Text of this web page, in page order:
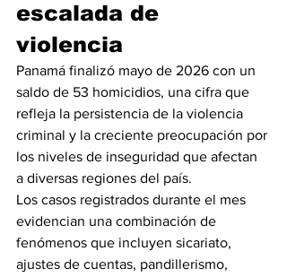
escalada de
violencia
Panamá finalizó mayo de 2026 con un
saldo de 53 homicidios, una cifra que
refleja la persistencia de la violencia
criminal y la creciente preocupación por
los niveles de inseguridad que afectan
a diversas regiones del país.
Los casos registrados durante el mes
evidencian una combinación de
fenómenos que incluyen sicariato,
ajustes de cuentas, pandillerismo,